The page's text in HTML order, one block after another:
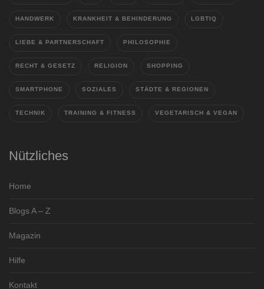
HANDWERK KRANKHEIT & BEHINDERUNG LGBTIQ
LIEBE & PARTNERSCHAFT PHILOSOPHIE
RECHT & GESETZ RELIGION SHOPPING
SMARTPHONE SOZIALES STÄDTE & REGIONEN
TECHNIK TRAINING & FITNESS VEGETARISCH & VEGAN
Nützliches
Home
Blogs A – Z
Magazin
Hilfe
Kontakt